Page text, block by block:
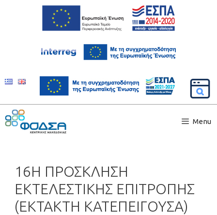
Menu
16Η ΠΡΟΣΚΛΗΣΗ
ΕΚΤΕΛΕΣΤΙΚΗΣ ΕΠΙΤΡΟΠΗΣ
(ΕΚΤΑΚΤΗ ΚΑΤΕΠΕΙΓΟΥΣΑ)